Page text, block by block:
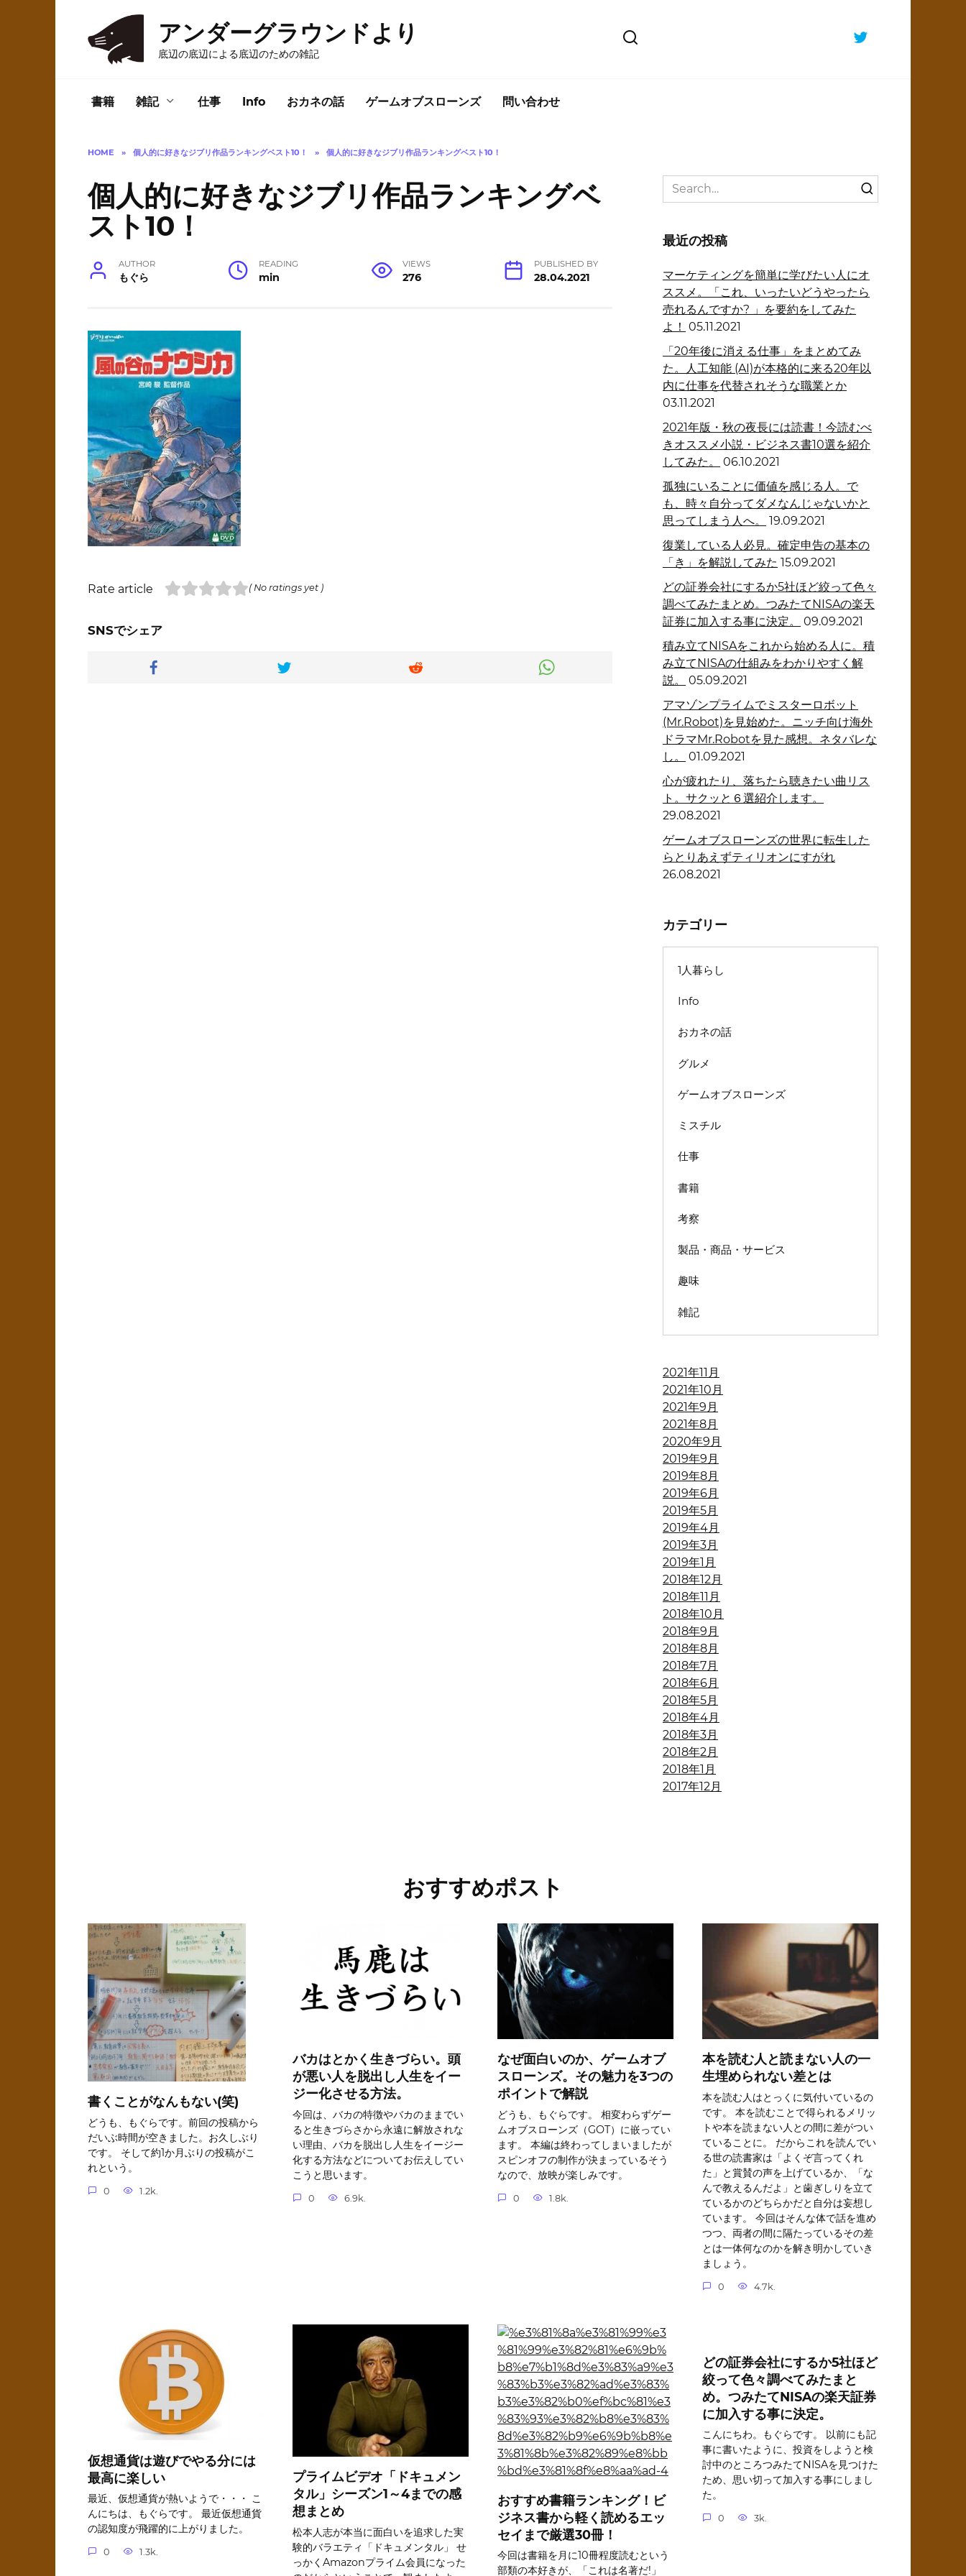
アンダーグラウンドより
底辺の底辺による底辺のための雑記
書籍 雑記 仕事 Info おカネの話 ゲームオブスローンズ 問い合わせ
HOME » 個人的に好きなジブリ作品ランキングベスト10！ » 個人的に好きなジブリ作品ランキングベスト10！
個人的に好きなジブリ作品ランキングベ
スト10！
AUTHOR
もぐら
READING
min
VIEWS
276
PUBLISHED BY
28.04.2021
Rate article ( No ratings yet )
SNSでシェア
Search
for:
最近の投稿
マーケティングを簡単に学びたい人にオ
ススメ。「これ、いったいどうやったら
売れるんですか? 」を要約をしてみた
よ！ 05.11.2021
「20年後に消える仕事」をまとめてみ
た。人工知能 (AI)が本格的に来る20年以
内に仕事を代替されそうな職業とか
03.11.2021
2021年版・秋の夜長には読書！今読むべ
きオススメ小説・ビジネス書10選を紹介
してみた。
06.10.2021
孤独にいることに価値を感じる人。で
も、時々自分ってダメなんじゃないかと
思ってしまう人へ。
19.09.2021
復業している人必見。確定申告の基本の
「き」を解説してみた 15.09.2021
どの証券会社にするか5社ほど絞って色々
調べてみたまとめ。つみたてNISAの楽天
証券に加入する事に決定。
09.09.2021
積み立てNISAをこれから始める人に。積
み立てNISAの仕組みをわかりやすく解
説。
05.09.2021
アマゾンプライムでミスターロボット
(Mr.Robot)を見始めた。ニッチ向け海外
ドラマMr.Robotを見た感想。ネタバレな
し。
01.09.2021
心が疲れたり、落ちたら聴きたい曲リス
ト。サクッと６選紹介します。
29.08.2021
ゲームオブスローンズの世界に転生した
らとりあえずティリオンにすがれ
26.08.2021
カテゴリー
1人暮らし
Info
おカネの話
グルメ
ゲームオブスローンズ
ミスチル
仕事
書籍
考察
製品・商品・サービス
趣味
雑記
2021年11月
2021年10月
2021年9月
2021年8月
2020年9月
2019年9月
2019年8月
2019年6月
2019年5月
2019年4月
2019年3月
2019年1月
2018年12月
2018年11月
2018年10月
2018年9月
2018年8月
2018年7月
2018年6月
2018年5月
2018年4月
2018年3月
2018年2月
2018年1月
2017年12月
おすすめポスト
書くことがなんもない(笑)
どうも、もぐらです。前回の投稿から
だいぶ時間が空きました。お久しぶり
です。 そして約1か月ぶりの投稿がこ
れという。
0 1.2k.
バカはとかく生きづらい。頭
が悪い人を脱出し人生をイー
ジー化させる方法。
今回は、バカの特徴やバカのままでい
ると生きづらさから永遠に解放されな
い理由、バカを脱出し人生をイージー
化する方法などについてお伝えしてい
こうと思います。
0 6.9k.
なぜ面白いのか、ゲームオブ
スローンズ。その魅力を3つの
ポイントで解説
どうも、もぐらです。 相変わらずゲー
ムオブスローンズ（GOT）に嵌ってい
ます。 本編は終わってしまいましたが
スピンオフの制作が決まっているそう
なので、放映が楽しみです。
0 1.8k.
本を読む人と読まない人の一
生埋められない差とは
本を読む人はとっくに気付いているの
です。 本を読むことで得られるメリッ
トや本を読まない人との間に差がつい
ていることに。 だからこれを読んでい
る世の読書家は「よくぞ言ってくれ
た」と賞賛の声を上げているか、「な
んで教えるんだよ」と歯ぎしりを立て
ているかのどちらかだと自分は妄想し
ています。 今回はそんな体で話を進め
つつ、両者の間に隔たっているその差
とは一体何なのかを解き明かしていき
ましょう。
0 4.7k.
仮想通貨は遊びでやる分には
最高に楽しい
最近、仮想通貨が熱いようで・・・ こ
んにちは、もぐらです。 最近仮想通貨
の認知度が飛躍的に上がりました。
0 1.3k.
プライムビデオ「ドキュメン
タル」シーズン1～4までの感
想まとめ
松本人志が本当に面白いを追求した実
験的バラエティ「ドキュメンタル」 せ
っかくAmazonプライム会員になった
おすすめ書籍ランキング！ビ
ジネス書から軽く読めるエッ
セイまで厳選30冊！
今回は書籍を月に10冊程度読むという
部類の本好きが、「これは名著だ!」
どの証券会社にするか5社ほど
絞って色々調べてみたまと
め。つみたてNISAの楽天証券
に加入する事に決定。
こんにちわ。もぐらです。 以前にも記
事に書いたように、投資をしようと検
討中のところつみたてNISAを見つけた
ため、思い切って加入する事にしまし
た。
0 3k.